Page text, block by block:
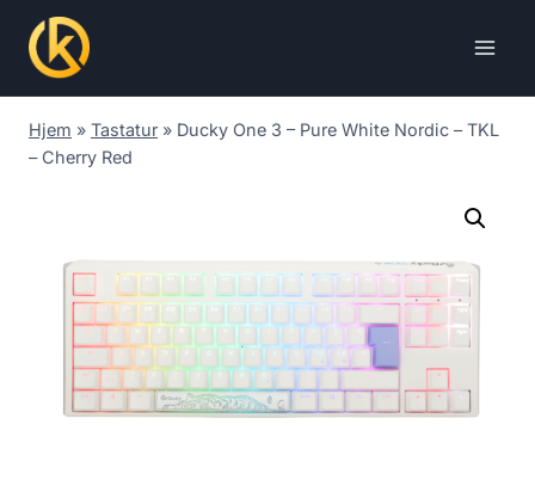
content
Hjem » Tastatur » Ducky One 3 – Pure White Nordic – TKL
– Cherry Red